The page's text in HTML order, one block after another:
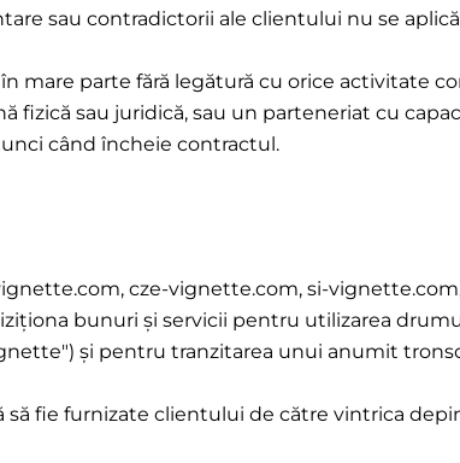
sau contradictorii ale clientului nu se
mare parte fără legătură cu orice activitate
sau juridică, sau un parteneriat cu
când încheie contractul.
cze-vignette.com, si-
bunuri și servicii pentru utilizarea
și pentru tranzitarea unui anumit
să fie furnizate clientului de către vintrica